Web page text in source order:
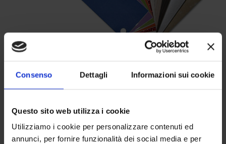
Consenso Dettagli Informazioni sui cookie
Questo sito web utilizza i cookie
Utilizziamo i cookie per personalizzare contenuti ed
annunci, per fornire funzionalità dei social media e per
in 4 tipologie di finiture:
caratteristiche ignifughe e di facile manutenzione
possono essere lavati con normali soluzioni
detergenti, hanno un’ottima resistenza all’acqua, allo